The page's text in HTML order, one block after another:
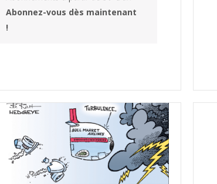
Abonnez-vous dès maintenant
!